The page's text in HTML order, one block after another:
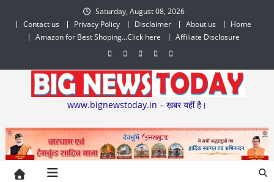
content
Saturday, August 08, 2026
Contact us
Privacy Policy Disclaimer About us
Home
Amazon for Best Shoping…Click here
Affiliate Disclosure
www.bignewstoday.in – ख़बर यहीं है।